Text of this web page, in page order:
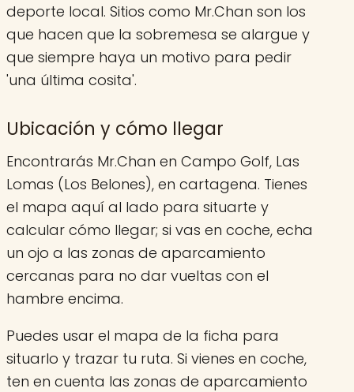
deporte local. Sitios como Mr.Chan son los
que hacen que la sobremesa se alargue y
que siempre haya un motivo para pedir
'una última cosita'.
Ubicación y cómo llegar
Encontrarás Mr.Chan en Campo Golf, Las
Lomas (Los Belones), en cartagena. Tienes
el mapa aquí al lado para situarte y
calcular cómo llegar; si vas en coche, echa
un ojo a las zonas de aparcamiento
cercanas para no dar vueltas con el
hambre encima.
Puedes usar el mapa de la ficha para
situarlo y trazar tu ruta. Si vienes en coche,
ten en cuenta las zonas de aparcamiento